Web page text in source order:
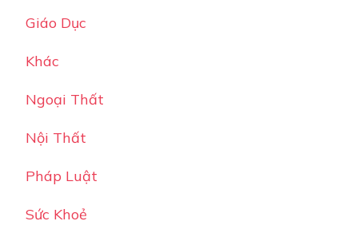
Giáo Dục
Khác
Ngoại Thất
Nội Thất
Pháp Luật
Sức Khoẻ